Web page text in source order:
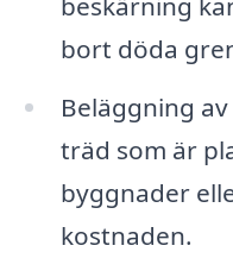
bort döda
Beläggning
träd som är
byggnader
kostnaden.